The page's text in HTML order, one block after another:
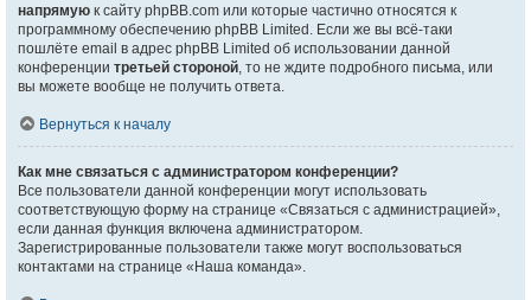
напрямую к сайту phpBB.com или которые частично относятся к
программному обеспечению phpBB Limited. Если же вы всё-таки
пошлёте email в адрес phpBB Limited об использовании данной
конференции третьей стороной, то не ждите подробного письма, или
вы можете вообще не получить ответа.
Вернуться к началу
Как мне связаться с администратором конференции?
Все пользователи данной конференции могут использовать
соответствующую форму на странице «Связаться с администрацией»,
если данная функция включена администратором.
Зарегистрированные пользователи также могут воспользоваться
контактами на странице «Наша команда».